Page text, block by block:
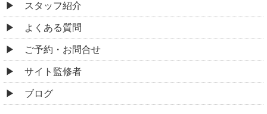
スタッフ紹介
よくある質問
ご予約・お問合せ
サイト監修者
ブログ